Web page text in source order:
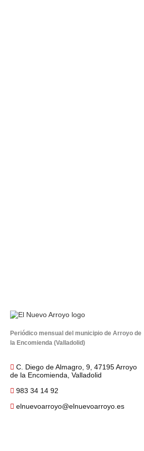
Periódico mensual del municipio de Arroyo de
la Encomienda (Valladolid)
C. Diego de Almagro, 9, 47195 Arroyo
de la Encomienda, Valladolid
983 34 14 92
elnuevoarroyo@elnuevoarroyo.es